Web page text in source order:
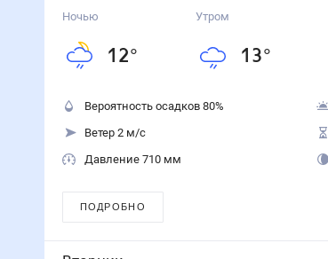
Ночью
12°
Утром
13°
Вероятность осадков 80%
Ветер 2 м/с
Давление 710 мм
ПОДРОБНО